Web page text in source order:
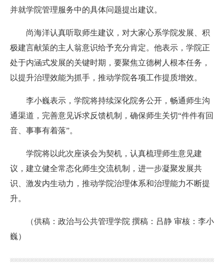
并就学院管理服务中的具体问题提出建议。
尚海洋认真听取师生建议，对大家心系学院发展、积
极建言献策的主人翁意识给予充分肯定。他表示，学院正
处于内涵式发展的关键时期，要聚焦立德树人根本任务，
以提升治理效能为抓手，推动学院各项工作提质增效。
李小巍表示，学院将持续深化院务公开，畅通师生沟
通渠道，完善意见诉求反馈机制，确保师生关切“件件有回
音、事事有着落”。
学院将以此次座谈会为契机，认真梳理师生意见建
议，建立健全常态化师生交流机制，进一步凝聚发展共
识、激发内生动力，推动学院治理体系和治理能力不断提
升。
（供稿：政治与公共管理学院 撰稿：吕静 审核：李小
巍）